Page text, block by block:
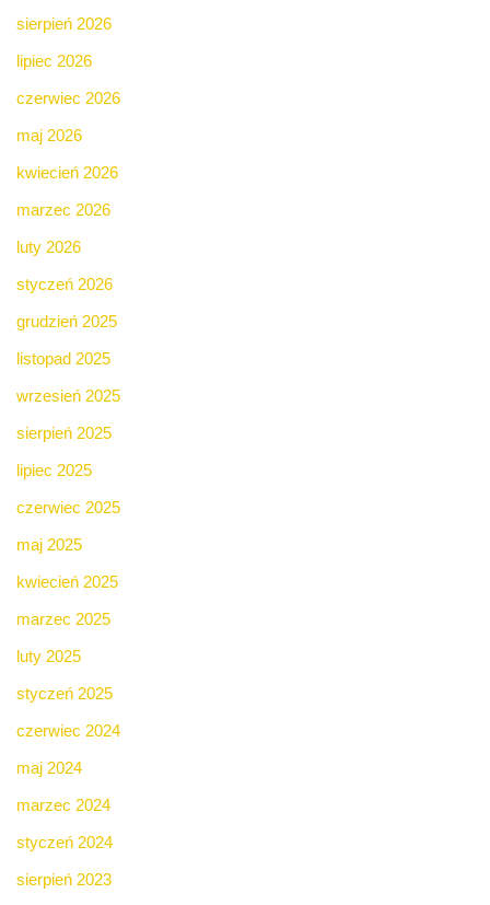
sierpień 2026
lipiec 2026
czerwiec 2026
maj 2026
kwiecień 2026
marzec 2026
luty 2026
styczeń 2026
grudzień 2025
listopad 2025
wrzesień 2025
sierpień 2025
lipiec 2025
czerwiec 2025
maj 2025
kwiecień 2025
marzec 2025
luty 2025
styczeń 2025
czerwiec 2024
maj 2024
marzec 2024
styczeń 2024
sierpień 2023